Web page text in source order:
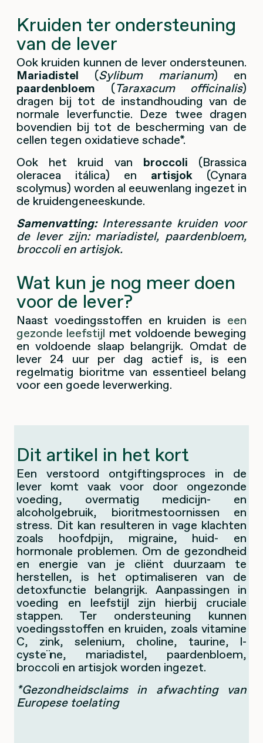
Kruiden ter ondersteuning
van de lever
Ook kruiden kunnen de lever ondersteunen.
Mariadistel (Sylibum marianum) en
paardenbloem (Taraxacum officinalis)
dragen bij tot de instandhouding van de
normale leverfunctie. Deze twee dragen
bovendien bij tot de bescherming van de
cellen tegen oxidatieve schade*.
Ook het kruid van broccoli (Brassica
oleracea itálica) en artisjok (Cynara
scolymus) worden al eeuwenlang ingezet in
de kruidengeneeskunde.
Samenvatting: Interessante kruiden voor
de lever zijn: mariadistel, paardenbloem,
broccoli en artisjok.
Wat kun je nog meer doen
voor de lever?
Naast voedingsstoffen en kruiden is een
gezonde leefstijl met voldoende beweging
en voldoende slaap belangrijk. Omdat de
lever 24 uur per dag actief is, is een
regelmatig bioritme van essentieel belang
voor een goede leverwerking.
Dit artikel in het kort
Een verstoord ontgiftingsproces in de
lever komt vaak voor door ongezonde
voeding, overmatig medicijn- en
alcoholgebruik, bioritmestoornissen en
stress. Dit kan resulteren in vage klachten
zoals hoofdpijn, migraine, huid- en
hormonale problemen. Om de gezondheid
en energie van je cliënt duurzaam te
herstellen, is het optimaliseren van de
detoxfunctie belangrijk. Aanpassingen in
voeding en leefstijl zijn hierbij cruciale
stappen. Ter ondersteuning kunnen
voedingsstoffen en kruiden, zoals vitamine
C, zink, selenium, choline, taurine, l-
cysteïne, mariadistel, paardenbloem,
broccoli en artisjok worden ingezet.
*Gezondheidsclaims in afwachting van
Europese toelating